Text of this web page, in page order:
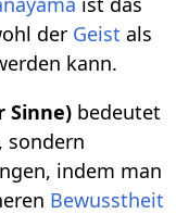
der Geist als
kann.
Sinne) bedeutet
sondern
indem man
Bewusstheit